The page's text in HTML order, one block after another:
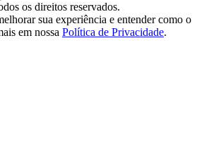
os direitos reservados.
sua experiência e entender como o
em nossa Política de Privacidade.